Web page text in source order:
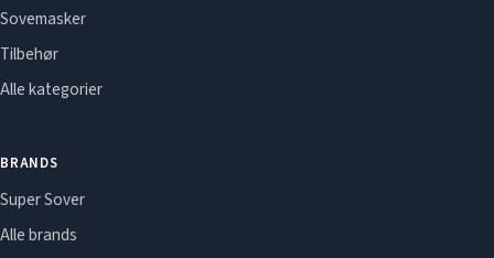
Sovemasker
Tilbehør
Alle kategorier
BRANDS
Super Sover
Alle brands